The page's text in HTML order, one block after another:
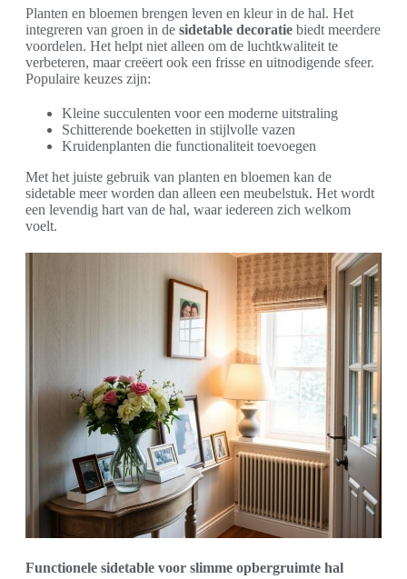
Planten en bloemen brengen leven en kleur in de hal. Het
integreren van groen in de sidetable decoratie biedt meerdere
voordelen. Het helpt niet alleen om de luchtkwaliteit te
verbeteren, maar creëert ook een frisse en uitnodigende sfeer.
Populaire keuzes zijn:
Kleine succulenten voor een moderne uitstraling
Schitterende boeketten in stijlvolle vazen
Kruidenplanten die functionaliteit toevoegen
Met het juiste gebruik van planten en bloemen kan de
sidetable meer worden dan alleen een meubelstuk. Het wordt
een levendig hart van de hal, waar iedereen zich welkom
voelt.
Functionele sidetable voor slimme opbergruimte hal